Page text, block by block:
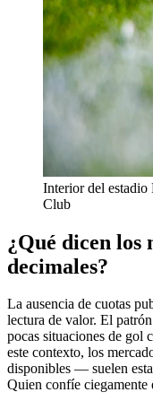
Interior del estadio
Club
¿Qué dicen los
decimales?
La ausencia de cuotas
lectura de valor. El
pocas situaciones de gol
este contexto, los
disponibles — suelen
Quien confíe ciegamente